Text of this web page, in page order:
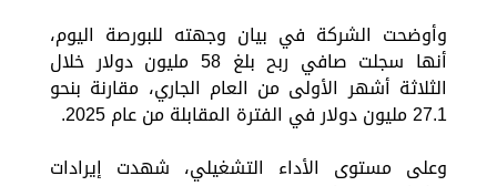
وأوضحت الشركة في بيان وجهته للبورصة اليوم،
أنها سجلت صافي ربح بلغ 58 مليون دولار خلال
الثلاثة أشهر الأولى من العام الجاري، مقارنة بنحو
27.1 مليون دولار في الفترة المقابلة من عام 2025.
وعلى مستوى الأداء التشغيلي، شهدت إيرادات